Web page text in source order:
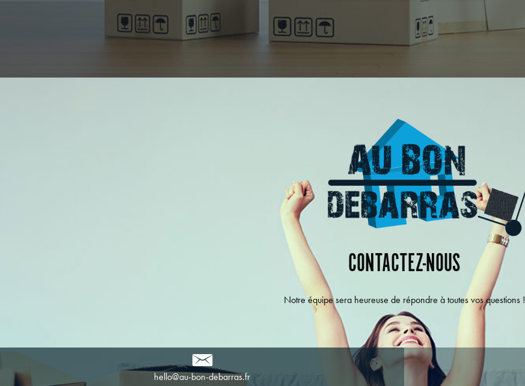
CONTACTEZ-NOUS
Notre équipe sera heureuse de répondre à toutes vos questions !
hello@au-bon-debarras.fr